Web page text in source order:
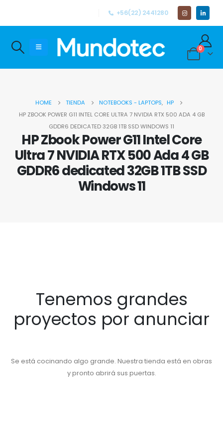
+56(22) 2441280
0
HOME TIENDA NOTEBOOKS - LAPTOPS, HP
HP ZBOOK POWER G11 INTEL CORE ULTRA 7 NVIDIA RTX 500 ADA 4 GB
GDDR6 DEDICATED 32GB 1TB SSD WINDOWS 11
HP Zbook Power G11 Intel Core
Ultra 7 NVIDIA RTX 500 Ada 4 GB
GDDR6 dedicated 32GB 1TB SSD
Windows 11
Tenemos grandes
proyectos por anunciar
Se está cocinando algo grande. Nuestra tienda está en obras
y pronto abrirá sus puertas.